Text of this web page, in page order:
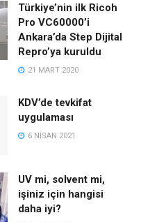
Türkiye’nin ilk Ricoh
Pro VC60000’i
Ankara’da Step Dijital
Repro’ya kuruldu
21 MART 2020
KDV’de tevkifat
uygulaması
6 NISAN 2021
UV mi, solvent mi,
işiniz için hangisi
daha iyi?